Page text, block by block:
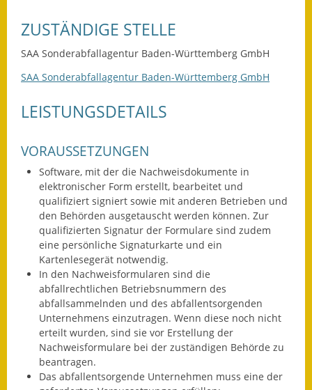
Dienstleistungen
Sitzungsberichte 2016
Sitzungsberichte 2017
Sitzungsberichte 2018
Sitzungsberichte 2019
Sitzungsberichte 2020
Gemeindeverwaltung
Haushalt & Finanzen
ZUSTÄNDIGE STELLE
SAA Sonderabfallagentur Baden-Württemberg GmbH
SAA Sonderabfallagentur Baden-Württemberg GmbH
LEISTUNGSDETAILS
VORAUSSETZUNGEN
Software, mit der die Nachweisdokumente in
elektronischer Form erstellt, bearbeitet und
qualifiziert signiert sowie mit anderen Betrieben und
den Behörden ausgetauscht werden können. Zur
qualifizierten Signatur der Formulare sind zudem
eine persönliche Signaturkarte und ein
Kartenlesegerät notwendig.
In den Nachweisformularen sind die
abfallrechtlichen Betriebsnummern des
abfallsammelnden und des abfallentsorgenden
Unternehmens einzutragen. Wenn diese noch nicht
erteilt wurden, sind sie vor Erstellung der
Nachweisformulare bei der zuständigen Behörde zu
beantragen.
Das abfallentsorgende Unternehmen muss eine der